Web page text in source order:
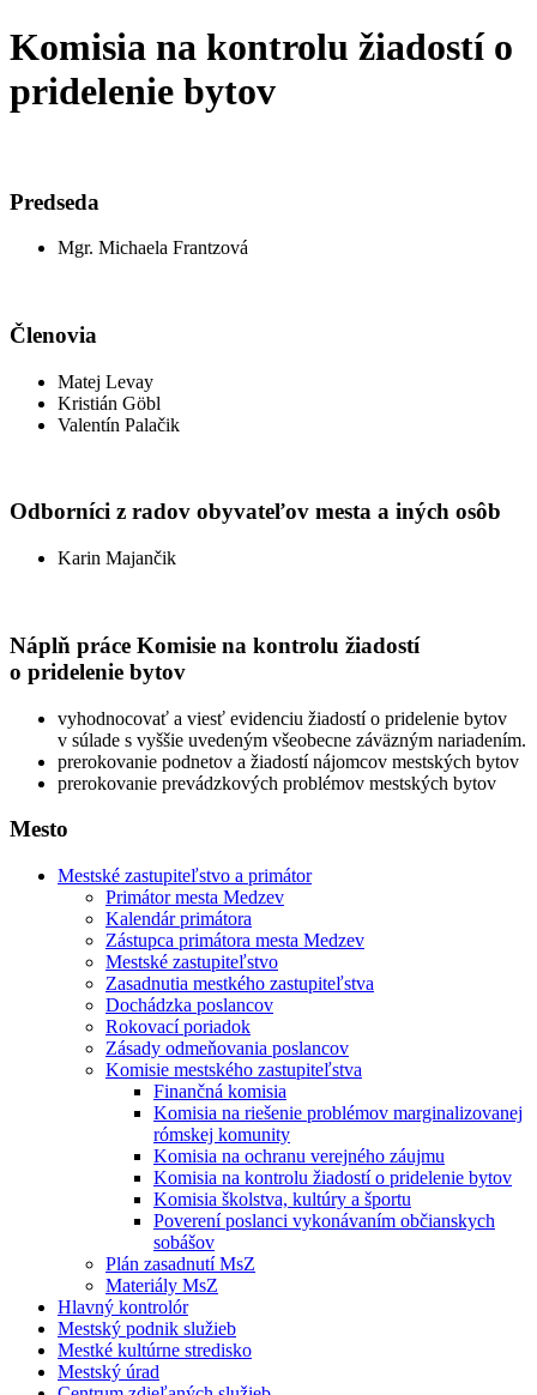
Komisia na kontrolu žiadostí o
pridelenie bytov
Predseda
Mgr. Michaela Frantzová
Členovia
Matej Levay
Kristián Göbl
Valentín Palačik
Odborníci z radov obyvateľov mesta a iných osôb
Karin Majančik
Náplň práce Komisie na kontrolu žiadostí
o pridelenie bytov
vyhodnocovať a viesť evidenciu žiadostí o pridelenie bytov
v súlade s vyššie uvedeným všeobecne záväzným nariadením.
prerokovanie podnetov a žiadostí nájomcov mestských bytov
prerokovanie prevádzkových problémov mestských bytov
Mesto
Mestské zastupiteľstvo a primátor
Primátor mesta Medzev
Kalendár primátora
Zástupca primátora mesta Medzev
Mestské zastupiteľstvo
Zasadnutia mestkého zastupiteľstva
Dochádzka poslancov
Rokovací poriadok
Zásady odmeňovania poslancov
Komisie mestského zastupiteľstva
Finančná komisia
Komisia na riešenie problémov marginalizovanej
rómskej komunity
Komisia na ochranu verejného záujmu
Komisia na kontrolu žiadostí o pridelenie bytov
Komisia školstva, kultúry a športu
Poverení poslanci vykonávaním občianskych
sobášov
Plán zasadnutí MsZ
Materiály MsZ
Hlavný kontrolór
Mestský podnik služieb
Mestké kultúrne stredisko
Mestský úrad